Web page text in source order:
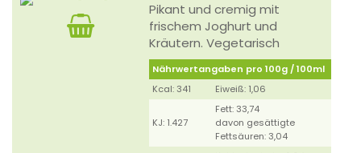
Pikant und cremig mit
frischem Joghurt und
Kräutern. Vegetarisch
Nährwertangaben pro 100g / 100ml
Kcal: 341
Eiweiß: 1,06
KJ: 1.427
Fett: 33,74
davon gesättigte
Fettsäuren: 3,04